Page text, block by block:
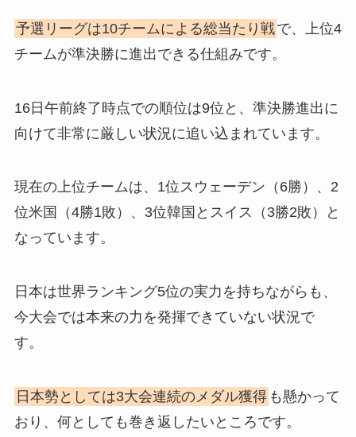
予選リーグは10チームによる総当たり戦で、上位4
チームが準決勝に進出できる仕組みです。
16日午前終了時点での順位は9位と、準決勝進出に
向けて非常に厳しい状況に追い込まれています。
現在の上位チームは、1位スウェーデン（6勝）、2
位米国（4勝1敗）、3位韓国とスイス（3勝2敗）と
なっています。
日本は世界ランキング5位の実力を持ちながらも、
今大会では本来の力を発揮できていない状況で
す。
日本勢としては3大会連続のメダル獲得 も懸かって
おり、何としても巻き返したいところです。